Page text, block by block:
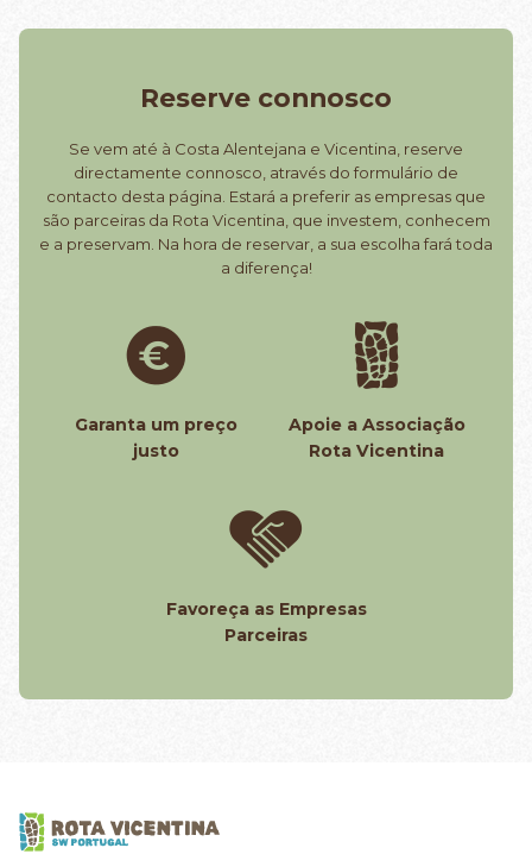
Reserve connosco
Se vem até à Costa Alentejana e Vicentina, reserve
directamente connosco, através do formulário de
contacto desta página. Estará a preferir as empresas que
são parceiras da Rota Vicentina, que investem, conhecem
e a preservam. Na hora de reservar, a sua escolha fará toda
a diferença!
Garanta um preço
justo
Apoie a Associação
Rota Vicentina
Favoreça as Empresas
Parceiras